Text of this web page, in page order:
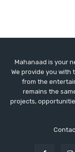
Mahanaad is your
We provide you
from the
remains the
projects,